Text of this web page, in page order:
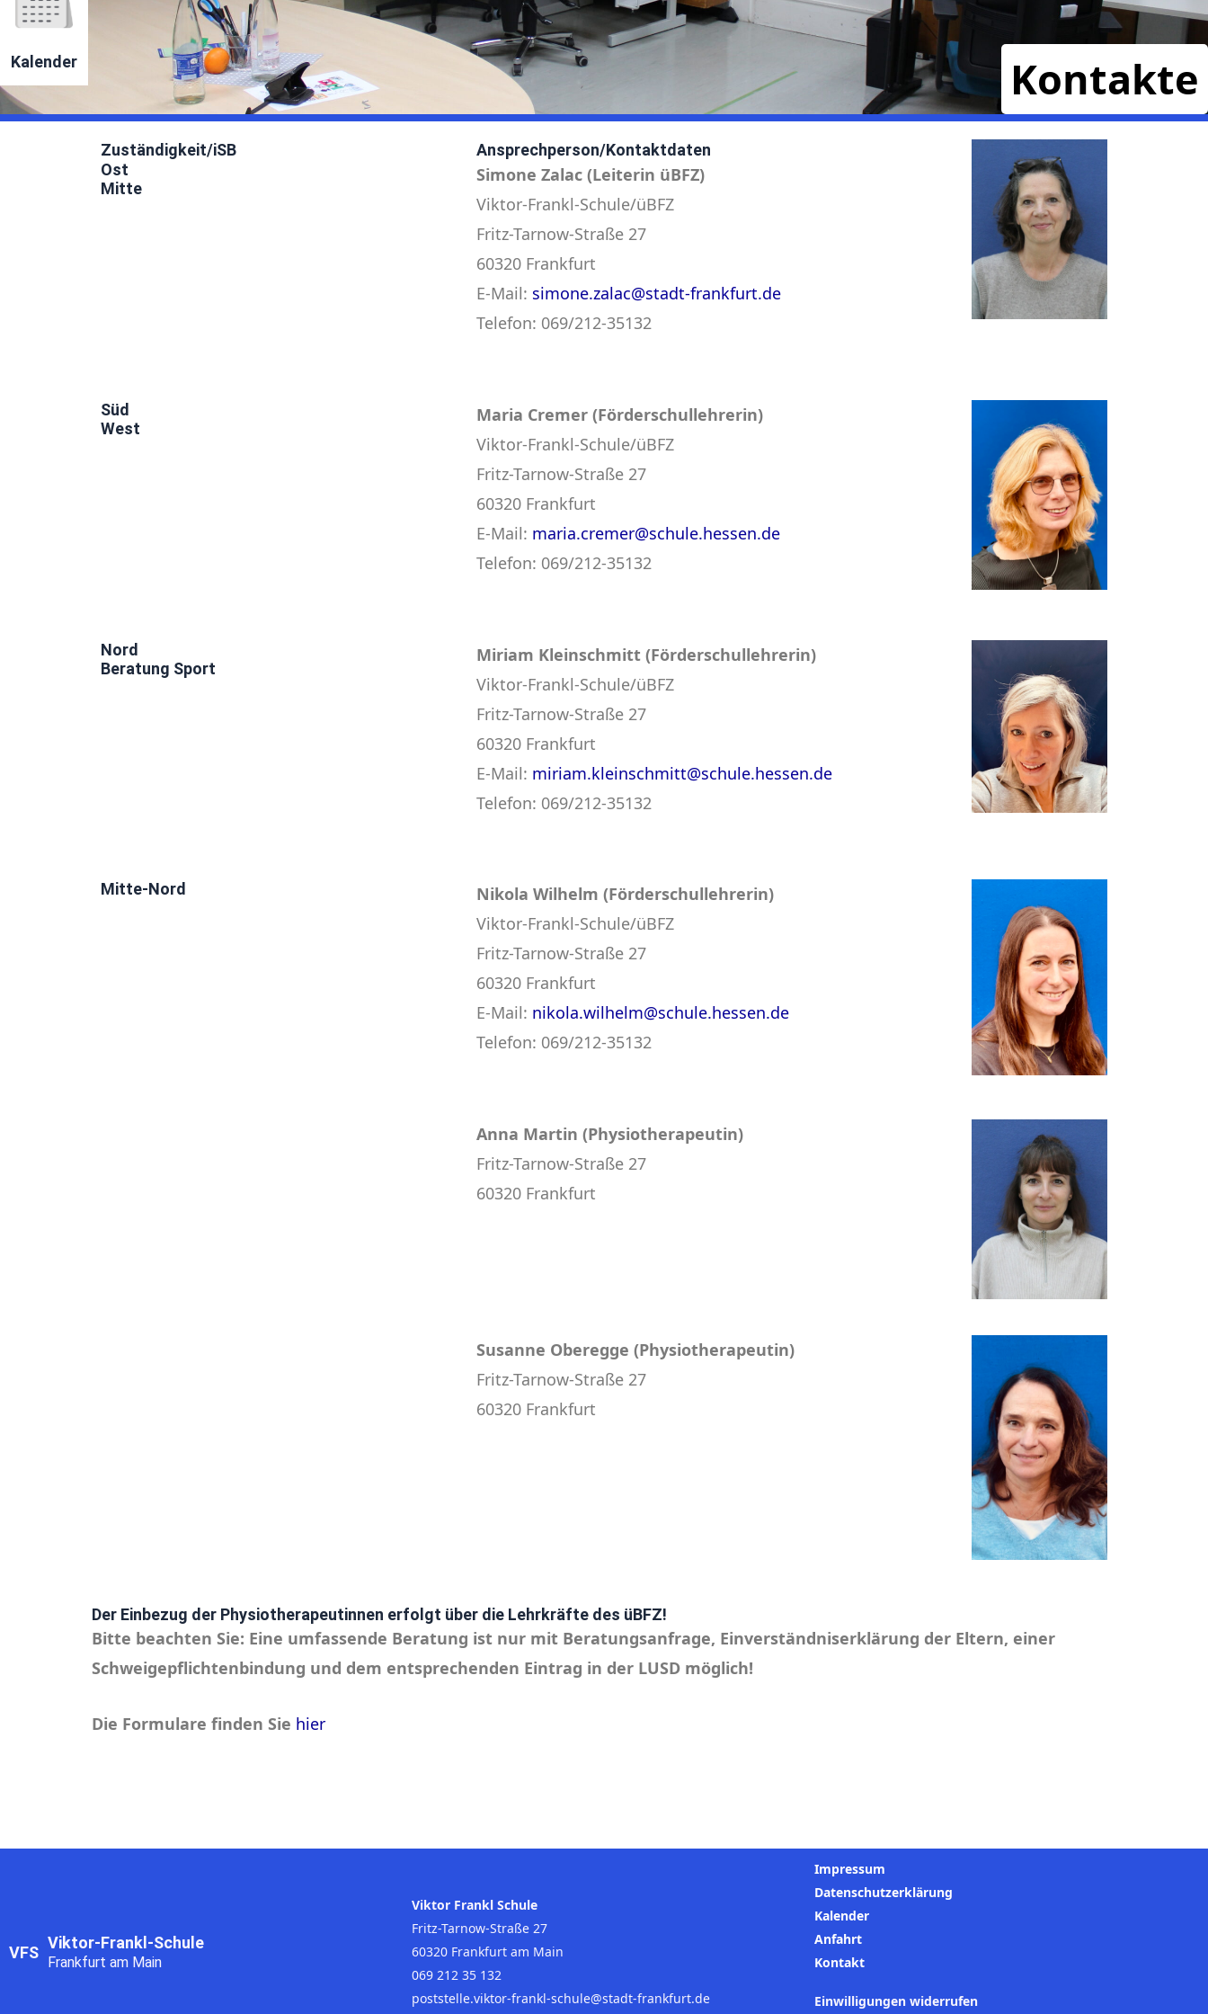
Kalender Kontakte
Zuständigkeit/iSB
Ost
Mitte
Ansprechperson/Kontaktdaten
Simone Zalac (Leiterin üBFZ)
Viktor-Frankl-Schule/üBFZ
Fritz-Tarnow-Straße 27
60320 Frankfurt
E-Mail: simone.zalac@stadt-frankfurt.de
Telefon: 069/212-35132
Süd
West
Maria Cremer (Förderschullehrerin)
Viktor-Frankl-Schule/üBFZ
Fritz-Tarnow-Straße 27
60320 Frankfurt
E-Mail: maria.cremer@schule.hessen.de
Telefon: 069/212-35132
Nord
Beratung Sport
Miriam Kleinschmitt (Förderschullehrerin)
Viktor-Frankl-Schule/üBFZ
Fritz-Tarnow-Straße 27
60320 Frankfurt
E-Mail: miriam.kleinschmitt@schule.hessen.de
Telefon: 069/212-35132
Mitte-Nord
Nikola Wilhelm (Förderschullehrerin)
Viktor-Frankl-Schule/üBFZ
Fritz-Tarnow-Straße 27
60320 Frankfurt
E-Mail: nikola.wilhelm@schule.hessen.de
Telefon: 069/212-35132
Anna Martin (Physiotherapeutin)
Fritz-Tarnow-Straße 27
60320 Frankfurt
Susanne Oberegge (Physiotherapeutin)
Fritz-Tarnow-Straße 27
60320 Frankfurt
Der Einbezug der Physiotherapeutinnen erfolgt über die Lehrkräfte des üBFZ!
Bitte beachten Sie: Eine umfassende Beratung ist nur mit Beratungsanfrage, Einverständniserklärung der Eltern, einer
Schweigepflichtenbindung und dem entsprechenden Eintrag in der LUSD möglich!
Die Formulare finden Sie hier
VFS Viktor-Frankl-Schule
Frankfurt am Main
Viktor Frankl Schule
Fritz-Tarnow-Straße 27
60320 Frankfurt am Main
069 212 35 132
poststelle.viktor-frankl-schule@stadt-frankfurt.de
Impressum
Datenschutzerklärung
Kalender
Anfahrt
Kontakt
Einwilligungen widerrufen